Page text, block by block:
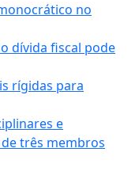
no
dívida fiscal pode
rígidas para
e
três membros